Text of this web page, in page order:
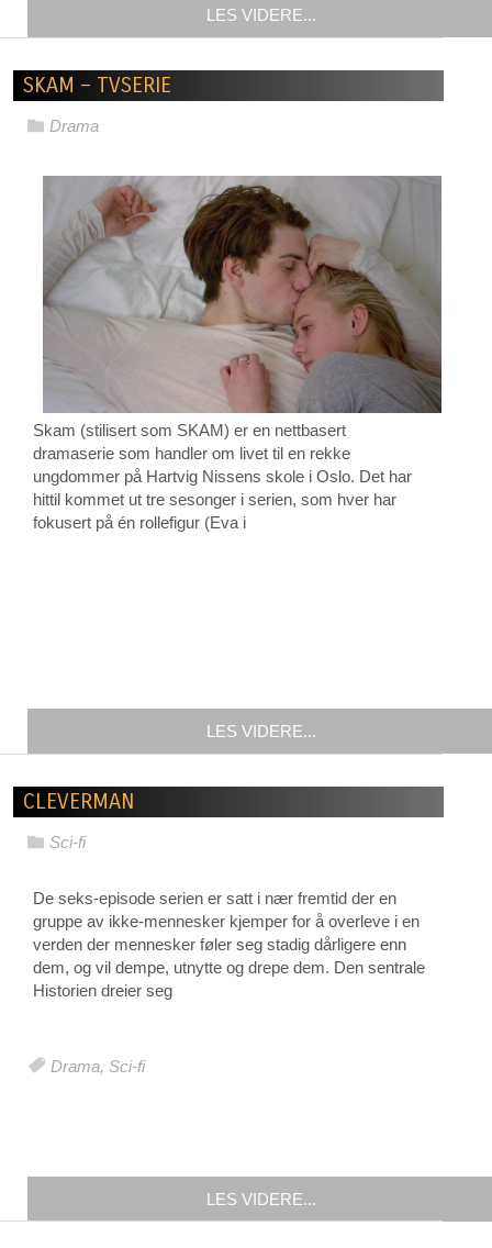
LES VIDERE...
SKAM – TVSERIE
Drama
Skam (stilisert som SKAM) er en nettbasert
dramaserie som handler om livet til en rekke
ungdommer på Hartvig Nissens skole i Oslo. Det har
hittil kommet ut tre sesonger i serien, som hver har
fokusert på én rollefigur (Eva i
LES VIDERE...
CLEVERMAN
Sci-fi
De seks-episode serien er satt i nær fremtid der en
gruppe av ikke-mennesker kjemper for å overleve i en
verden der mennesker føler seg stadig dårligere enn
dem, og vil dempe, utnytte og drepe dem. Den sentrale
Historien dreier seg
Drama Sci-fi
LES VIDERE...